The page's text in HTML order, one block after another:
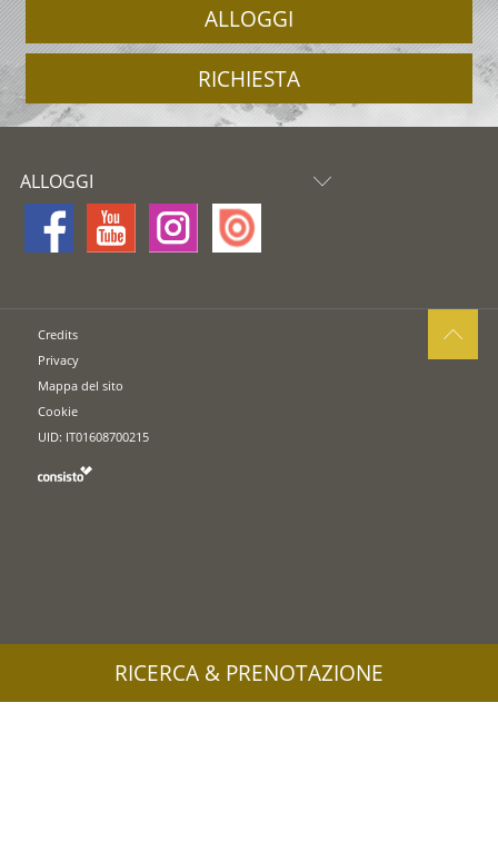
ALLOGGI
RICHIESTA
ALLOGGI
Credits
Privacy
Mappa del sito
Cookie
UID: IT01608700215
RICERCA & PRENOTAZIONE